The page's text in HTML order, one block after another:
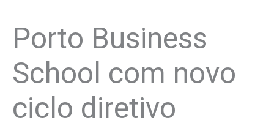
Porto Business
School com novo
ciclo diretivo